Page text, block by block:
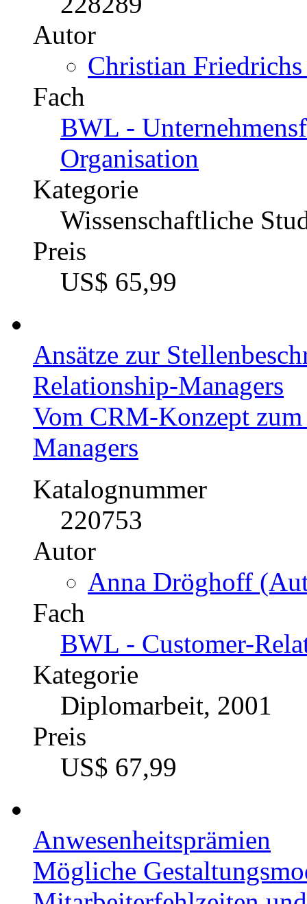
Autor
Christian
Fach
BWL -
Organisation
Kategorie
Wissenschaftliche
Preis
US$ 65,99
Ansätze zur
Relationship-Managers
Vom CRM-Konzept
Managers
Katalognummer
220753
Autor
Anna Dröghoff
Fach
BWL - Customer-
Kategorie
Diplomarbeit, 2001
Preis
US$ 67,99
Anwesenheitsprämien
Mögliche